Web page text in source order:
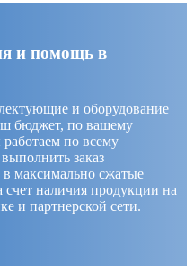
и помощь в
и оборудование
бюджет, по вашему
по всему
заказ
максимально сжатые
наличия продукции на
и партнерской сети.